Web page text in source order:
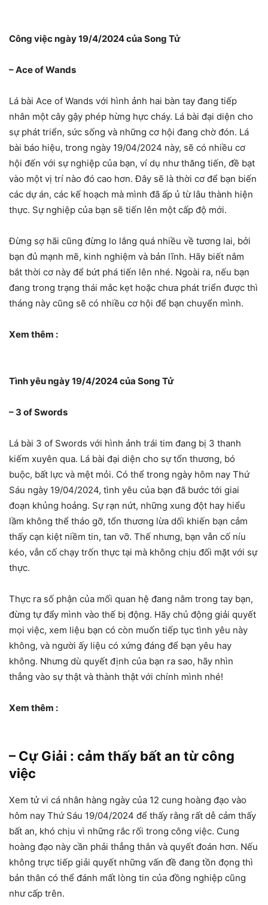
Công việc ngày 19/4/2024 của Song Tử
– Ace of Wands
Lá bài Ace of Wands với hình ảnh hai bàn tay đang tiếp
nhân một cây gậy phép hừng hực cháy. Lá bài đại diện cho
sự phát triển, sức sống và những cơ hội đang chờ đón. Lá
bài báo hiệu, trong ngày 19/04/2024 này, sẽ có nhiều cơ
hội đến với sự nghiệp của bạn, ví dụ như thăng tiến, đề bạt
vào một vị trí nào đó cao hơn. Đây sẽ là thời cơ để bạn biến
các dự án, các kế hoạch mà mình đã ấp ủ từ lâu thành hiện
thực. Sự nghiệp của bạn sẽ tiến lên một cấp độ mới.
Đừng sợ hãi cũng đừng lo lắng quá nhiều về tương lai, bởi
bạn đủ mạnh mẽ, kinh nghiệm và bản lĩnh. Hãy biết nắm
bắt thời cơ này để bứt phá tiến lên nhé. Ngoài ra, nếu bạn
đang trong trạng thái mắc kẹt hoặc chưa phát triển được thì
tháng này cũng sẽ có nhiều cơ hội để bạn chuyển mình.
Xem thêm :
Tình yêu ngày 19/4/2024 của Song Tử
– 3 of Swords
Lá bài 3 of Swords với hình ảnh trái tim đang bị 3 thanh
kiếm xuyên qua. Lá bài đại diện cho sự tổn thương, bó
buộc, bất lực và mệt mỏi. Có thể trong ngày hôm nay Thứ
Sáu ngày 19/04/2024, tình yêu của bạn đã bước tới giai
đoạn khủng hoảng. Sự rạn nứt, những xung đột hay hiểu
lầm không thể tháo gỡ, tổn thương lừa dối khiến bạn cảm
thấy cạn kiệt niềm tin, tan vỡ. Thế nhưng, bạn vẫn cố níu
kéo, vẫn cố chạy trốn thực tại mà không chịu đối mặt với sự
thực.
Thực ra số phận của mối quan hệ đang nằm trong tay bạn,
đừng tự đẩy mình vào thế bị động. Hãy chủ động giải quyết
mọi việc, xem liệu bạn có còn muốn tiếp tục tình yêu này
không, và người ấy liệu có xứng đáng để bạn yêu hay
không. Nhưng dù quyết định của bạn ra sao, hãy nhìn
thẳng vào sự thật và thành thật với chính mình nhé!
Xem thêm :
– Cự Giải : cảm thấy bất an từ công
việc
Xem tử vi cá nhân hàng ngày của 12 cung hoàng đạo vào
hôm nay Thứ Sáu 19/04/2024 để thấy rằng rất dễ cảm thấy
bất an, khó chịu vì những rắc rối trong công việc. Cung
hoàng đạo này cần phải thẳng thắn và quyết đoán hơn. Nếu
không trực tiếp giải quyết những vấn đề đang tồn đọng thì
bản thân có thể đánh mất lòng tin của đồng nghiệp cũng
như cấp trên.